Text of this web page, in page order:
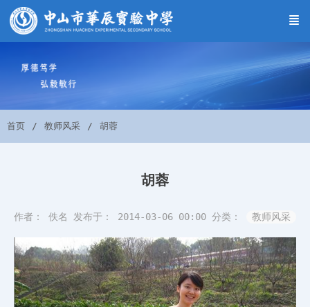
首页 教师风采 胡蓉
胡蓉
作者： 佚名 发布于： 2014-03-06 00:00 分类： 教师风采